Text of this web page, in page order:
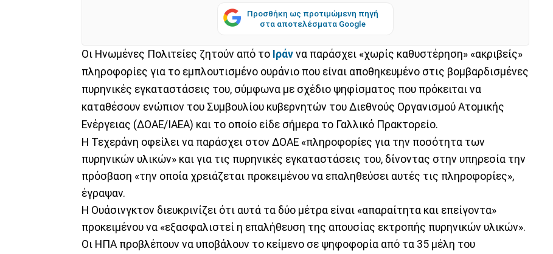
Προσθήκη ως προτιμώμενη πηγή
στα αποτελέσματα Google
Οι Ηνωμένες Πολιτείες ζητούν από το Ιράν να παράσχει «χωρίς καθυστέρηση» «ακριβείς»
πληροφορίες για το εμπλουτισμένο ουράνιο που είναι αποθηκευμένο στις βομβαρδισμένες
πυρηνικές εγκαταστάσεις του, σύμφωνα με σχέδιο ψηφίσματος που πρόκειται να
καταθέσουν ενώπιον του Συμβουλίου κυβερνητών του Διεθνούς Οργανισμού Ατομικής
Ενέργειας (ΔΟΑΕ/IAEA) και το οποίο είδε σήμερα το Γαλλικό Πρακτορείο.
Η Τεχεράνη οφείλει να παράσχει στον ΔΟΑΕ «πληροφορίες για την ποσότητα των
πυρηνικών υλικών» και για τις πυρηνικές εγκαταστάσεις του, δίνοντας στην υπηρεσία την
πρόσβαση «την οποία χρειάζεται προκειμένου να επαληθεύσει αυτές τις πληροφορίες»,
έγραψαν.
Η Ουάσινγκτον διευκρινίζει ότι αυτά τα δύο μέτρα είναι «απαραίτητα και επείγοντα»
προκειμένου να «εξασφαλιστεί η επαλήθευση της απουσίας εκτροπής πυρηνικών υλικών».
Οι ΗΠΑ προβλέπουν να υποβάλουν το κείμενο σε ψηφοφορία από τα 35 μέλη του